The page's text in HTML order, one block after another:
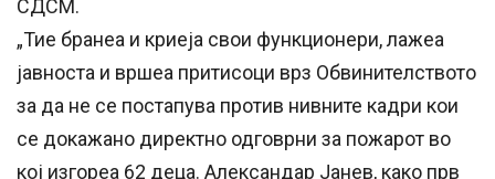
СДСМ.
„Тие бранеа и криеја свои функционери, лажеа
јавноста и вршеа притисоци врз Обвинителството
за да не се постапува против нивните кадри кои
се докажано директно одговрни за пожарот во
кој изгореа 62 деца. Александар Јанев, како прв